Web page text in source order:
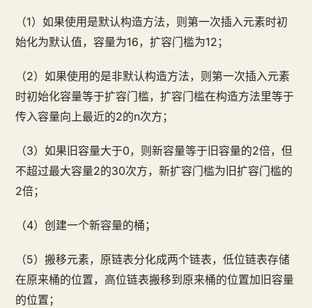
（1）如果使用是默认构造方法，则第一次插入元素时初
始化为默认值，容量为16，扩容门槛为12；
（2）如果使用的是非默认构造方法，则第一次插入元素
时初始化容量等于扩容门槛，扩容门槛在构造方法里等于
传入容量向上最近的2的n次方；
（3）如果旧容量大于0，则新容量等于旧容量的2倍，但
不超过最大容量2的30次方，新扩容门槛为旧扩容门槛的
2倍；
（4）创建一个新容量的桶；
（5）搬移元素，原链表分化成两个链表，低位链表存储
在原来桶的位置，高位链表搬移到原来桶的位置加旧容量
的位置；